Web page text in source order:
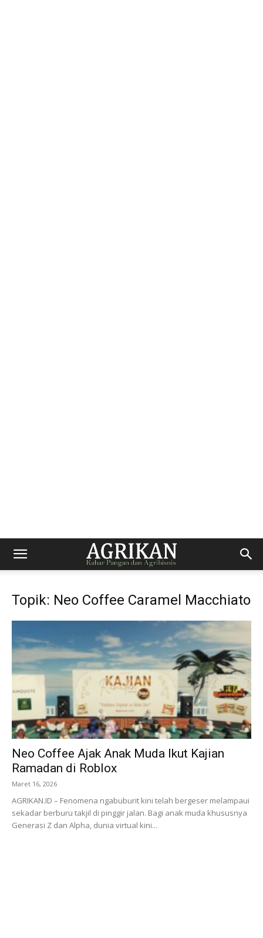
Topik: Neo Coffee Caramel Macchiato
Neo Coffee Ajak Anak Muda Ikut Kajian
Ramadan di Roblox
Maret 16, 2026
AGRIKAN.ID – Fenomena ngabuburit kini telah bergeser melampaui
sekadar berburu takjil di pinggir jalan. Bagi anak muda khususnya
Generasi Z dan Alpha, dunia virtual kini...